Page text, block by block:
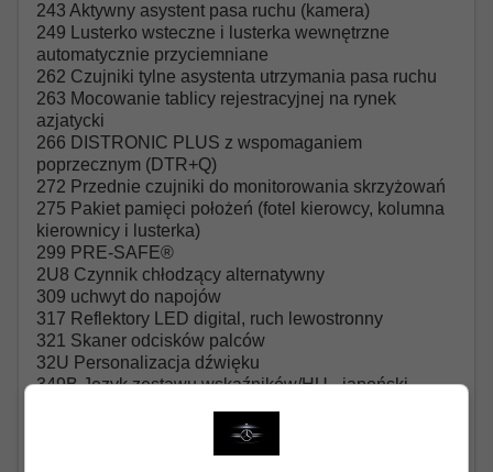
243 Aktywny asystent pasa ruchu (kamera)
249 Lusterko wsteczne i lusterka wewnętrzne
automatycznie przyciemniane
262 Czujniki tylne asystenta utrzymania pasa ruchu
263 Mocowanie tablicy rejestracyjnej na rynek
azjatycki
266 DISTRONIC PLUS z wspomaganiem
poprzecznym (DTR+Q)
272 Przednie czujniki do monitorowania skrzyżowań
275 Pakiet pamięci położeń (fotel kierowcy, kolumna
kierownicy i lusterka)
299 PRE-SAFE®
2U8 Czynnik chłodzący alternatywny
309 uchwyt do napojów
317 Reflektory LED digital, ruch lewostronny
321 Skaner odcisków palców
32U Personalizacja dźwięku
349B Język zestawu wskaźników/HU - japoński -
351 System telefonu alarmowego eCall